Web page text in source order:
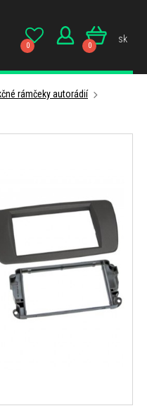
0 0
sk
rámčeky autorádií